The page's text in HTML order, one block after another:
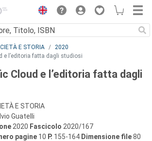
E STORIA
2020
e l’editoria fatta dagli studiosi
Cloud e l’editoria fatta dagli
E STORIA
Guatelli
2020 Fascicolo 2020/167
pagine 10 P. 155-164 Dimensione file80